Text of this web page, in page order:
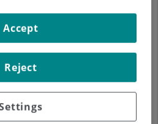
el diagnóstico y tratamiento de
como los cateterismos en
Esta tecnología es adaptable y
y procedimientos clínicos
coronarias percutáneas
como el implante de
(TAVI). • Esta instalación
una sólida colaboración entre GE
Reject
Accept